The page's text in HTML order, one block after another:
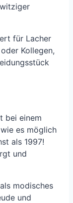
für Lacher
Kollegen,
bei einem
es möglich
als 1997!
und
modisches
und